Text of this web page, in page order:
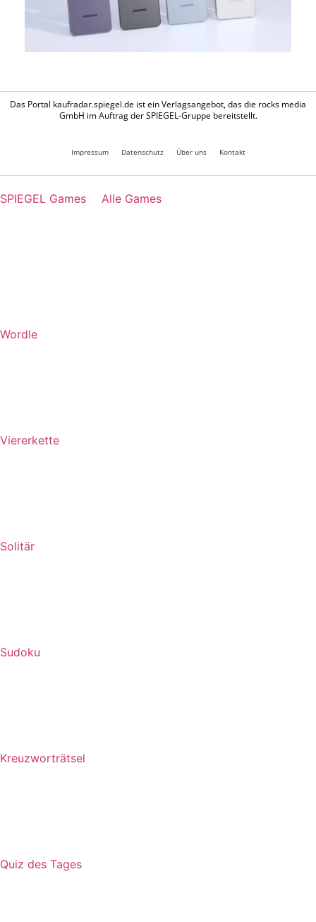
Das Portal kaufradar.spiegel.de ist ein Verlagsangebot, das die rocks media
GmbH im Auftrag der SPIEGEL-Gruppe bereitstellt.
Impressum Datenschutz Über uns Kontakt
SPIEGEL Games Alle Games
Wordle
Viererkette
Solitär
Sudoku
Kreuzworträtsel
Quiz des Tages